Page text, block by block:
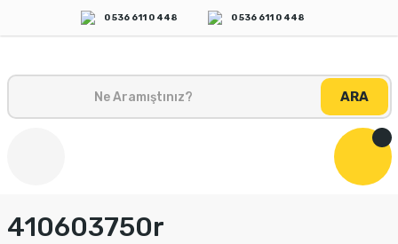
0 536 611 0 448 0 536 611 0 448
ARA
410603750r